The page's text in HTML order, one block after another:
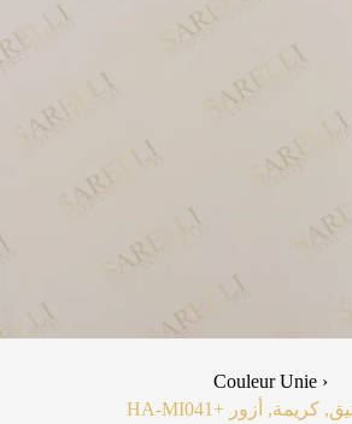
Couleur Unie ›
HA-MI04
كريمة, أزور +1